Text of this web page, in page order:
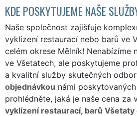
KDE POSKYTUJEME NAŠE
Naše společnost zajišťuje
vyklizení restaurací nebo barů ve
celém okrese Mělník! Nenabízíme
ve Všetatech, ale poskytujeme
a kvalitní služby skutečných
objednávkou námi
prohlédněte, jaká je naše cena za
vyklízení restaurací, barů Všetaty